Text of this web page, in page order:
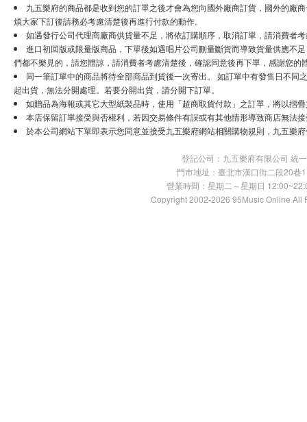
九五樂府的商品都是收到您的訂單之後才會為您向國外廠商訂貨，國外的廠
煩大家下訂後請務必考慮清楚後再進行付款的動作。
如遇發行公司代理商廠商供貨量不足，將依訂購順序，取消訂單，請消費者
進口初回版或限量版商品，下單後如遇唱片公司刪量斷貨而導致貨量供應不
們都不樂見的，請您體諒，請消費者考慮清楚後，確認同意後再下單，感謝您的
同一筆訂單中的商品將待全部商品到貨後一次寄出。 如訂單中有發售日不同
起出貨，無法分開處理。若要分開出貨，請分開下訂單。
如贈品為海報或其它大型紙製品時，使用「超商取貨付款」之訂單，將以摺
本店保留訂單接受與否權利，若因交易條件有誤或有其他情形導致商店無法
於本公司網站下單即表示您同意並接受九五樂府網站相關購物規則，九五樂
登記公司：九五樂府有限公司 統
門市地址：臺北市漢口街二段20
營業時間：星期二～星期日
Copyright 2002-2026 95Music Online All